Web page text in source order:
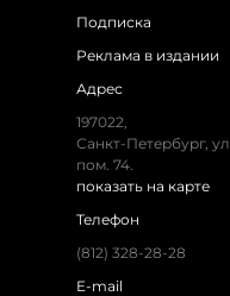
Подписка
Реклама в издании
Адрес
197022,
Санкт-Петербург,
пом. 74.
показать на карте
Телефон
(812) 328-28-28
E-mail